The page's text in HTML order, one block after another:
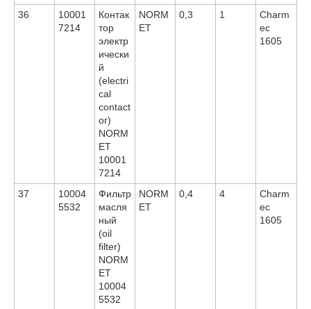
36
10001
7214
Контак
тор
электр
ически
й
(electri
cal
contact
or)
NORM
ET
10001
7214
NORM
ET
0,3 1
Charm
ec
1605
37
10004
5532
Фильтр
масля
ный
(oil
filter)
NORM
ET
10004
5532
NORM
ET
0,4 4
Charm
ec
1605